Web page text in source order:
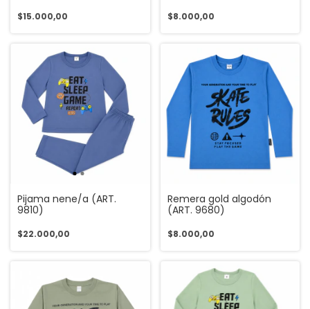
$15.000,00 $8.000,00
Pijama nene/a (ART.
9810)
$22.000,00
Remera gold algodón
(ART. 9680)
$8.000,00